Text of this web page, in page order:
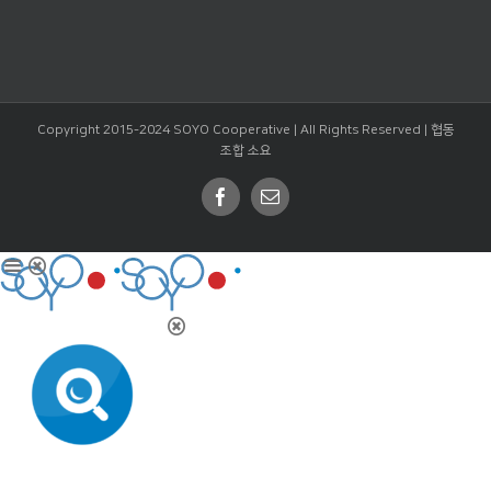
Copyright 2015-2024 SOYO Cooperative | All Rights Reserved | 협동
조합 소요
Facebook
Email